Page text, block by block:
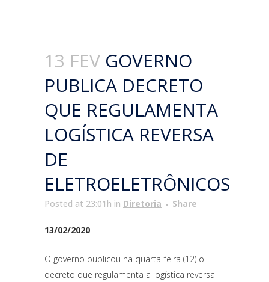
13 FEV GOVERNO
PUBLICA DECRETO
QUE REGULAMENTA
LOGÍSTICA REVERSA
DE
ELETROELETRÔNICOS
Posted at 23:01h in Diretoria Share
13/02/2020
O governo publicou na quarta-feira (12) o
decreto que regulamenta a logística reversa